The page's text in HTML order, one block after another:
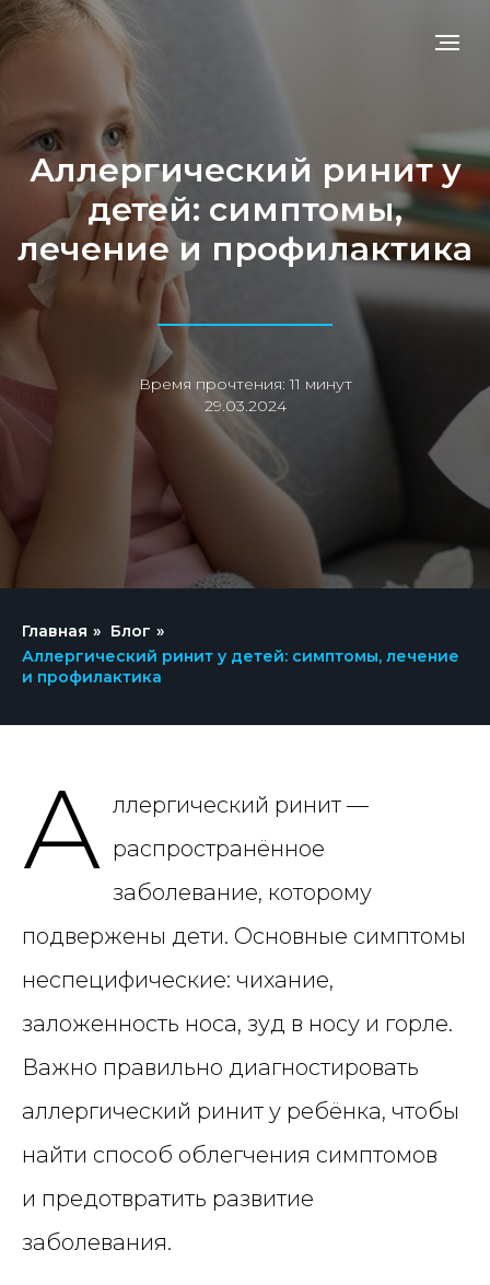
Аллергический ринит у
детей: симптомы,
лечение и профилактика
Время прочтения: 11 минут
29.03.2024
Главная » Блог »
Аллергический ринит у детей: симптомы, лечение
и профилактика
А ллергический ринит —
распространённое
заболевание, которому
подвержены дети. Основные симптомы
неспецифические: чихание,
заложенность носа, зуд в носу и горле.
Важно правильно диагностировать
аллергический ринит у ребёнка, чтобы
найти способ облегчения симптомов
и предотвратить развитие
заболевания.